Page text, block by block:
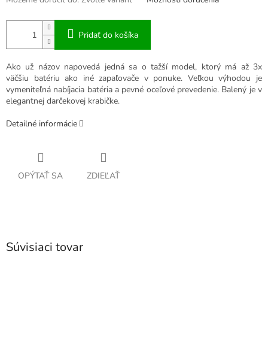
Pridať do košíka
Ako už názov napovedá jedná sa o tažší model, ktorý má až 3x
väčšiu batériu ako iné zapaľovače v ponuke. Veľkou výhodou je
vymeniteľná nabíjacia batéria a pevné oceľové prevedenie. Balený je v
elegantnej darčekovej krabičke.
Detailné informácie
OPÝTAŤ SA ZDIEĽAŤ
Súvisiaci tovar